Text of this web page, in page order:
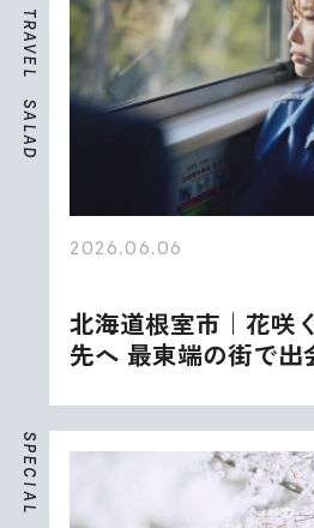
T
R
A
V
E
L
S
A
L
A
D
2026.06.06
北海道根室市｜花咲
先へ 最東端の街で出
S
P
E
C
I
A
L